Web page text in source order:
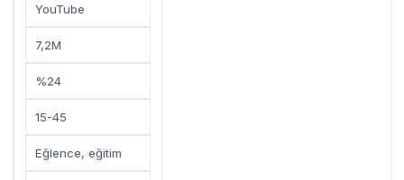
YouTube
7,2M
%24
15-45
Eğlence, eğitim